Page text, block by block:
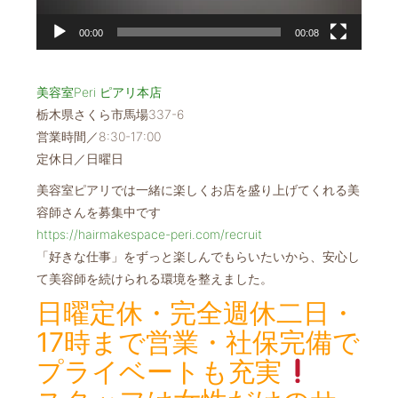
00:00 00:08
美容室Peri ピアリ本店
栃木県さくら市馬場337-6
営業時間／8:30-17:00
定休日／日曜日
美容室ピアリでは一緒に楽しくお店を盛り上げてくれる美
容師さんを募集中です
https://hairmakespace-peri.com/recruit
「好きな仕事」をずっと楽しんでもらいたいから、安心し
て美容師を続けられる環境を整えました。
日曜定休・完全週休二日・
17時まで営業・社保完備で
プライベートも充実